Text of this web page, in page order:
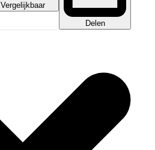
Vergelijkbaar
Delen